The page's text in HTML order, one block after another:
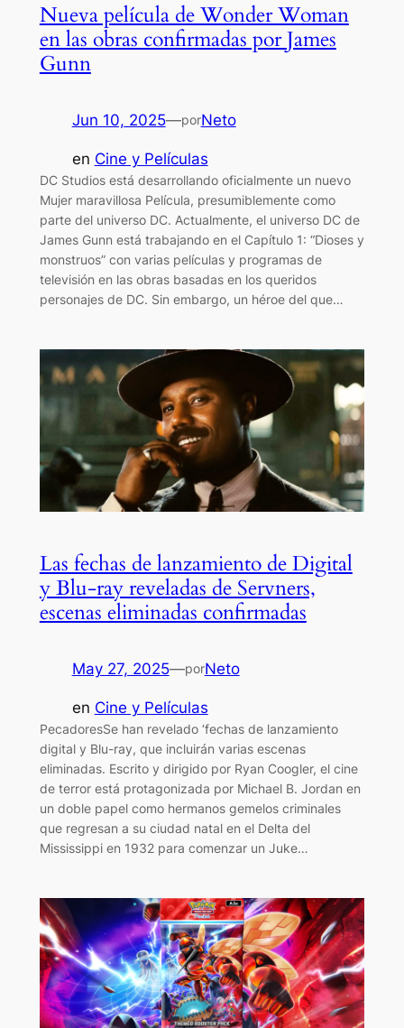
Nueva película de Wonder Woman
en las obras confirmadas por James
Gunn
Jun 10, 2025—porNeto
en Cine y Películas
DC Studios está desarrollando oficialmente un nuevo
Mujer maravillosa Película, presumiblemente como
parte del universo DC. Actualmente, el universo DC de
James Gunn está trabajando en el Capítulo 1: “Dioses y
monstruos” con varias películas y programas de
televisión en las obras basadas en los queridos
personajes de DC. Sin embargo, un héroe del que…
Las fechas de lanzamiento de Digital
y Blu-ray reveladas de Servners,
escenas eliminadas confirmadas
May 27, 2025—porNeto
en Cine y Películas
PecadoresSe han revelado ‘fechas de lanzamiento
digital y Blu-ray, que incluirán varias escenas
eliminadas. Escrito y dirigido por Ryan Coogler, el cine
de terror está protagonizada por Michael B. Jordan en
un doble papel como hermanos gemelos criminales
que regresan a su ciudad natal en el Delta del
Mississippi en 1932 para comenzar un Juke…